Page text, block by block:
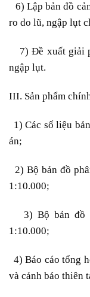
6) Lập bản đồ
ro do lũ, ngập lụt
7)Đề xuất giải
ngập lụt.
III. Sản phẩm
1)Các số liệu
án;
2) Bộ bản đồ
1:10.000;
3)Bộ bản
1:10.000;
4) Báo cáo tổng
và cảnh báo thiên